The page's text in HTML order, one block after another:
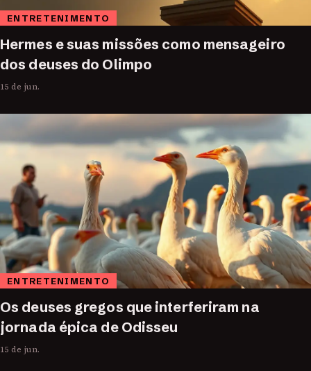
ENTRETENIMENTO
Hermes e suas missões como mensageiro
dos deuses do Olimpo
15 de jun.
ENTRETENIMENTO
Os deuses gregos que interferiram na
jornada épica de Odisseu
15 de jun.